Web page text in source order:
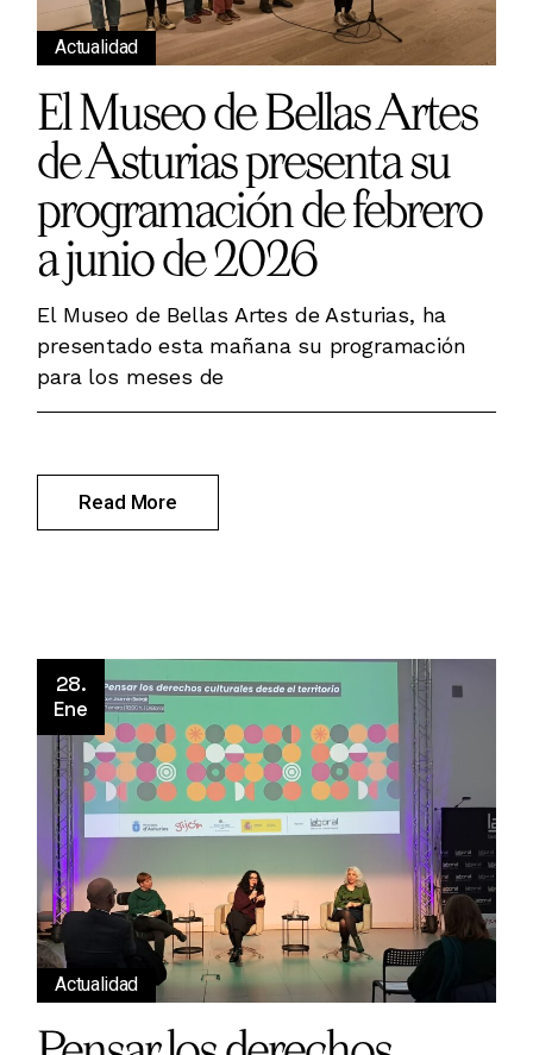
Actualidad
El Museo de Bellas Artes
de Asturias presenta su
programación de febrero
a junio de 2026
El Museo de Bellas Artes de Asturias, ha
presentado esta mañana su programación
para los meses de
Read More
28.
Ene
Actualidad